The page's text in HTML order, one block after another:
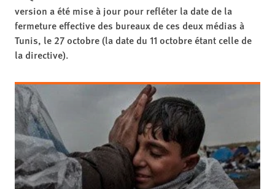
version a été mise à jour pour refléter la date de la
fermeture effective des bureaux de ces deux médias à
Tunis, le 27 octobre (la date du 11 octobre étant celle de
la directive).